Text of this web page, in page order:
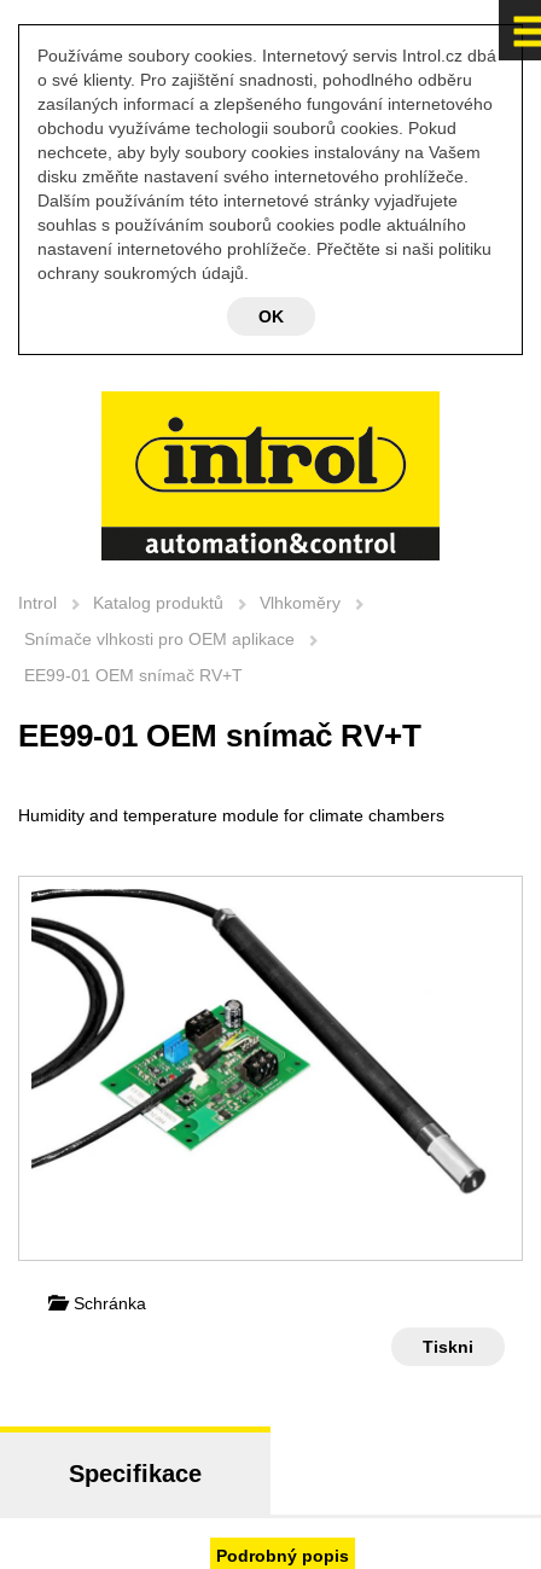
Používáme soubory cookies. Internetový servis Introl.cz dbá
o své klienty. Pro zajištění snadnosti, pohodlného odběru
zasílaných informací a zlepšeného fungování internetového
obchodu využíváme techologii souborů cookies. Pokud
nechcete, aby byly soubory cookies instalovány na Vašem
disku změňte nastavení svého internetového prohlížeče.
Dalším používáním této internetové stránky vyjadřujete
souhlas s používáním souborů cookies podle aktuálního
nastavení internetového prohlížeče. Přečtěte si naši politiku
ochrany soukromých údajů.
OK
Introl Katalog produktů
Vlhkoměry
Snímače vlhkosti pro OEM aplikace
EE99-01 OEM snímač RV+T
EE99-01 OEM snímač RV+T
Humidity and temperature module for climate chambers
Schránka
Tiskni
Specifikace
Podrobný popis